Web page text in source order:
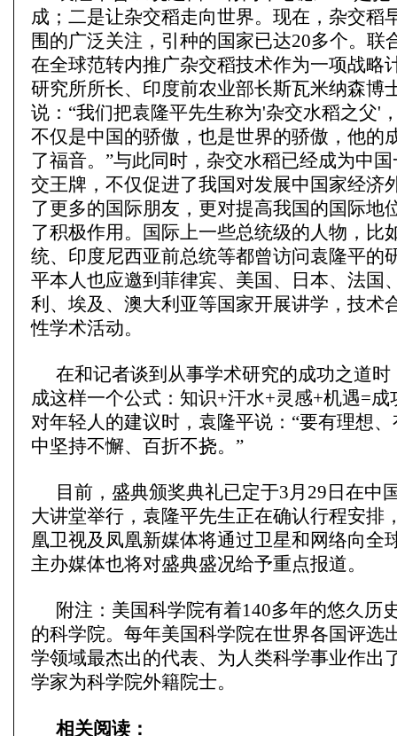
成；二是让杂交稻走向世界。现在，杂交稻
围的广泛关注，引种的国家已达20多个。联
在全球范转内推广杂交稻技术作为一项战略
研究所所长、印度前农业部长斯瓦米纳森博
说：“我们把袁隆平先生称为'杂交水稻之父'
不仅是中国的骄傲，也是世界的骄傲，他的
了福音。”与此同时，杂交水稻已经成为中
交王牌，不仅促进了我国对发展中国家经济
了更多的国际朋友，更对提高我国的国际地
了积极作用。国际上一些总统级的人物，比
统、印度尼西亚前总统等都曾访问袁隆平的
平本人也应邀到菲律宾、美国、日本、法国
利、埃及、澳大利亚等国家开展讲学，技术
性学术活动。
在和记者谈到从事学术研究的成功之道
成这样一个公式：知识+汗水+灵感+机遇=
对年轻人的建议时，袁隆平说：“要有理想
中坚持不懈、百折不挠。”
目前，盛典颁奖典礼已定于3月29日在中
大讲堂举行，袁隆平先生正在确认行程安排
凰卫视及凤凰新媒体将通过卫星和网络向全
主办媒体也将对盛典盛况给予重点报道。
附注：美国科学院有着140多年的悠久历
的科学院。每年美国科学院在世界各国评选
学领域最杰出的代表、为人类科学事业作出
学家为科学院外籍院士。
相关阅读：